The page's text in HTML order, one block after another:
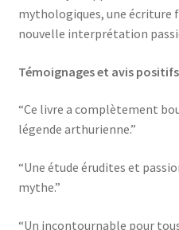
mythologiques, une écriture
nouvelle interprétation
Témoignages et avis
“Ce livre a complètement
légende arthurienne.”
“Une étude érudites et
mythe.”
“Un incontournable pour